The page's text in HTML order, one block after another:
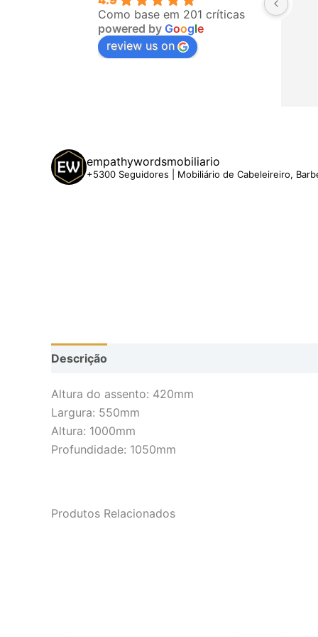
Como base em 201 críticas
powered by Google
review us on
empathywordsmobiliario
+5300 Seguidores | Mobiliário de Cabeleireiro,
Descrição
Altura do assento: 420mm
Largura: 550mm
Altura: 1000mm
Profundidade: 1050mm
Produtos Relacionados